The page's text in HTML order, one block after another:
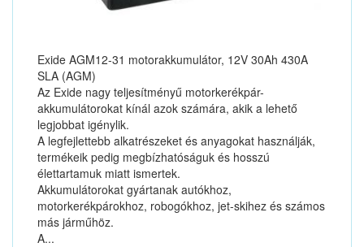
Exide AGM12-31 motorakkumulátor, 12V 30Ah 430A
SLA (AGM)
Az Exide nagy teljesítményű motorkerékpár-
akkumulátorokat kínál azok számára, akik a lehető
legjobbat igénylik.
A legfejlettebb alkatrészeket és anyagokat használják,
termékeik pedig megbízhatóságuk és hosszú
élettartamuk miatt ismertek.
Akkumulátorokat gyártanak autókhoz,
motorkerékpárokhoz, robogókhoz, jet-skihez és számos
más járműhöz.
A...